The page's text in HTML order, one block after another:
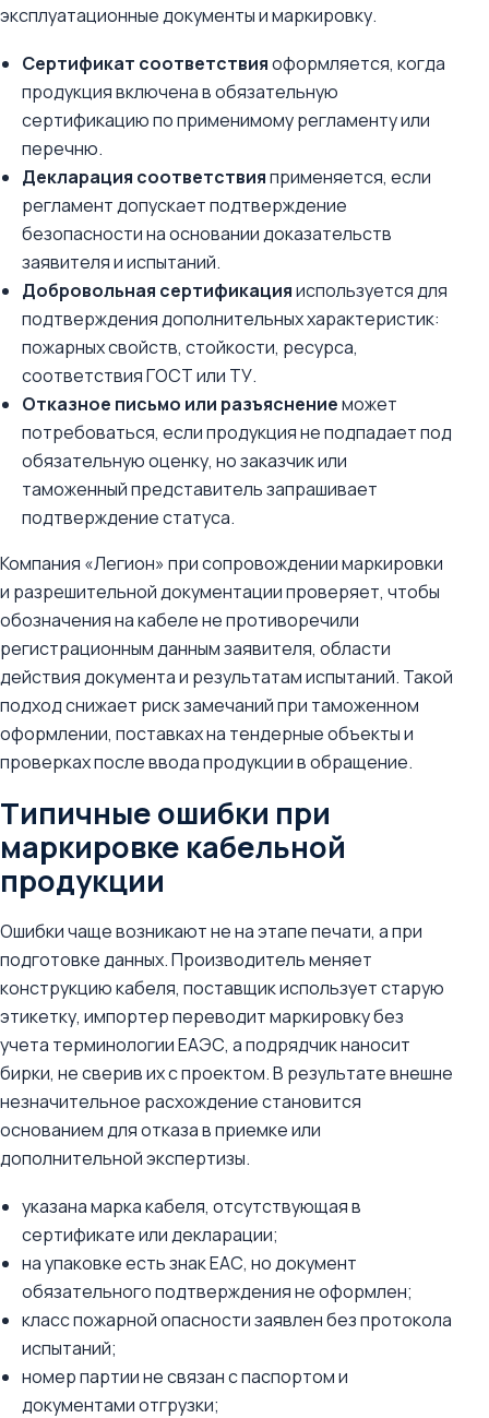
эксплуатационные документы и маркировку.
Сертификат соответствияоформляется, когда
продукция включена в обязательную
сертификацию по применимому регламенту или
перечню.
Декларация соответствияприменяется, если
регламент допускает подтверждение
безопасности на основании доказательств
заявителя и испытаний.
Добровольная сертификацияиспользуется для
подтверждения дополнительных характеристик:
пожарных свойств, стойкости, ресурса,
соответствия ГОСТ или ТУ.
Отказное письмо или разъяснениеможет
потребоваться, если продукция не подпадает под
обязательную оценку, но заказчик или
таможенный представитель запрашивает
подтверждение статуса.
Компания «Легион» при сопровождении маркировки
и разрешительной документации проверяет, чтобы
обозначения на кабеле не противоречили
регистрационным данным заявителя, области
действия документа и результатам испытаний. Такой
подход снижает риск замечаний при таможенном
оформлении, поставках на тендерные объекты и
проверках после ввода продукции в обращение.
Типичные ошибки при
маркировке кабельной
продукции
Ошибки чаще возникают не на этапе печати, а при
подготовке данных. Производитель меняет
конструкцию кабеля, поставщик использует старую
этикетку, импортер переводит маркировку без
учета терминологии ЕАЭС, а подрядчик наносит
бирки, не сверив их с проектом. В результате внешне
незначительное расхождение становится
основанием для отказа в приемке или
дополнительной экспертизы.
указана марка кабеля, отсутствующая в
сертификате или декларации;
на упаковке есть знак ЕАС, но документ
обязательного подтверждения не оформлен;
класс пожарной опасности заявлен без протокола
испытаний;
номер партии не связан с паспортом и
документами отгрузки;